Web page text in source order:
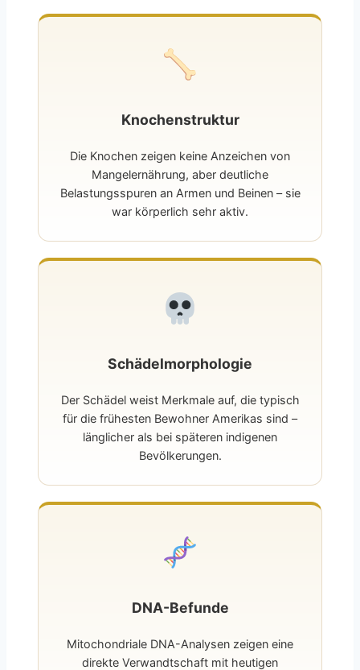
Knochenstruktur
Die Knochen zeigen keine Anzeichen von
Mangelernährung, aber deutliche
Belastungsspuren an Armen und Beinen – sie
war körperlich sehr aktiv.
Schädelmorphologie
Der Schädel weist Merkmale auf, die typisch
für die frühesten Bewohner Amerikas sind –
länglicher als bei späteren indigenen
Bevölkerungen.
DNA-Befunde
Mitochondriale DNA-Analysen zeigen eine
direkte Verwandtschaft mit heutigen